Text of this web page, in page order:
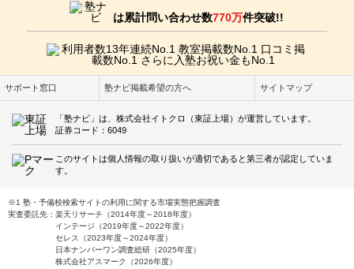
は累計問い合わせ数770万件突破!!
サポート窓口 塾ナビ掲載希望の方へ サイトマップ
「塾ナビ」は、株式会社イトクロ（東証上場）が運営しています。
証券コード：6049
このサイトは個人情報の取り扱いが適切であると第三者が認定していま
す。
※1 塾・予備校検索サイトの利用に関する市場実態把握調査
実査委託先：楽天リサーチ（2014年度～2018年度）
インテージ（2019年度～2022年度）
セレス（2023年度～2024年度）
日本ナンバーワン調査総研（2025年度）
株式会社アスマーク（2026年度）